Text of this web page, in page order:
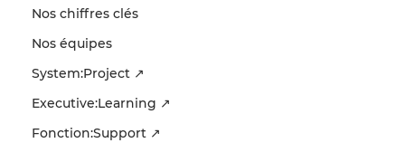
Nos chiffres clés
Nos équipes
System:Project ↗
Executive:Learning ↗
Fonction:Support ↗